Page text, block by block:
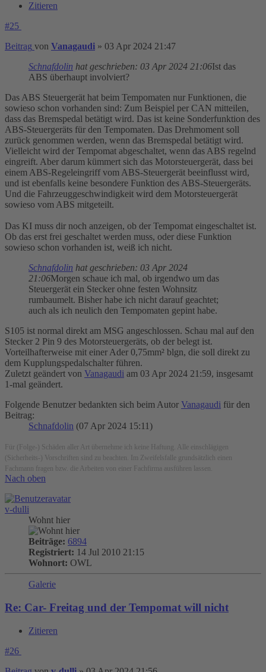
Zitieren
#25
Beitrag von Vanagaudi » 03 Apr 2024 21:47
Schnafdolin hat geschrieben: 03 Apr 2024 21:06Ist das
ABS überhaupt involviert?
Das ABS Steuergerät hat beim Tempomaten nur Funktionen, die
sowieso schon vorhanden sind: Zum Beispiel per CAN mitteilen,
dass das Bremspedal betätigt wird. Das ist keine Sonderfunktion des
ABS-Steuergeräts für den Tempomaten. Das Drehmoment soll
zurück genommen werden, wenn das Bremspedal betätigt wird.
Vielleicht wird der Tempomat abgeschaltet, wenn das ABS regelnd
eingreift. Aber darum kümmert sich das Motorsteuergerät, dass bei
einem ABS-Regeleingriff vom ABS-Steuergerät beeinflusst wird,
und ist ebenfalls keine besondere Funktion des ABS-Steuergeräts.
Und die Fahrzeuggeschwindigkeit wird dem Motorsteuergerät
sowieso vom ABS mitgeteilt.
Das KI muss dir noch anzeigen, ob der Tempomat eingeschaltet ist.
Ob das erst frei geschaltet werden muss, oder diese Funktion
sowieso schon vorhanden ist, weiß ich nicht.
Schnafdolin hat geschrieben: 03 Apr 2024
21:06Morgen schaue ich mal, ob irgendwo um das
Steuergerät ein Stecker ohne festen Wohnsitz
rumbaumelt. Bisher habe ich nicht darauf geachtet;
auch als ich neulich den Tempomaten gepint habe.
S105 ist normal direkt am MSG angeschlossen. Schau mal auf den
Stecker 2 Pin 9 des Motorsteuergeräts, ob der belegt ist.
Vorteilhafterweise mit einer Ader 0,75mm² blgn, die soll direkt zu
dem Kupplungspedalschalter führen.
Zuletzt geändert von Vanagaudi am 03 Apr 2024 21:59, insgesamt
1-mal geändert.
Folgende Benutzer bedankten sich beim Autor Vanagaudi für den
Beitrag:
Schnafdolin (07 Apr 2024 15:11)
Für (Folge-) Schäden aller Art übernehme ich keine Haftung. Alle einschlägigen
(Sicherheits-) Vorschriften sind zu beachten. Im Zweifelsfalle grundsätzlich einen
Fachmann fragen bzw. die Arbeiten von einer Fachfirma ausführen lassen.
Nach oben
v-dulli
Wohnt hier
Beiträge: 6894
Registriert: 14 Jul 2010 21:15
Wohnort: OWL
Galerie
Re: Car- Freitag und der Tempomat will nicht
Zitieren
#26